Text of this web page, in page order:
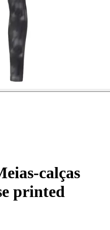
calças
printed